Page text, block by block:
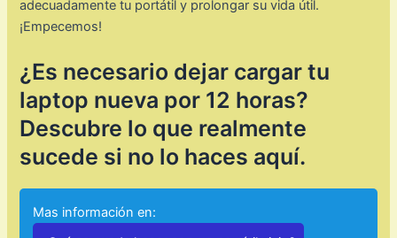
adecuadamente tu portátil y prolongar su vida útil.
¡Empecemos!
¿Es necesario dejar cargar tu
laptop nueva por 12 horas?
Descubre lo que realmente
sucede si no lo haces aquí.
Mas información en: